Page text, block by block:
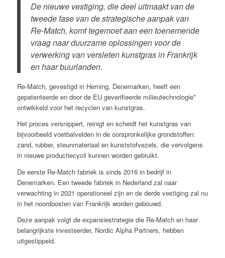
De nieuwe vestiging, die deel uitmaakt van de
tweede fase van de strategische aanpak van
Re-Match, komt tegemoet aan een toenemende
vraag naar duurzame oplossingen voor de
verwerking van versleten kunstgras in Frankrijk
en haar buurlanden.
Re-Match, gevestigd in Herning, Denemarken, heeft een
gepatenteerde en door de EU geverifieerde milieutechnologie*
ontwikkeld voor het recyclen van kunstgras.
Het proces versnippert, reinigt en scheidt het kunstgras van
bijvoorbeeld voetbalvelden in de oorspronkelijke grondstoffen:
zand, rubber, steunmateriaal en kunststofvezels, die vervolgens
in nieuwe productiecycli kunnen worden gebruikt.
De eerste Re-Match fabriek is sinds 2016 in bedrijf in
Denemarken. Een tweede fabriek in Nederland zal naar
verwachting in 2021 operationeel zijn en de derde vestiging zal nu
in het noordoosten van Frankrijk worden gebouwd.
Deze aanpak volgt de expansiestrategie die Re-Match en haar
belangrijkste investeerder, Nordic Alpha Partners, hebben
uitgestippeld.